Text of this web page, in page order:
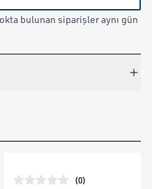
bulunan siparişler aynı gün
(0)